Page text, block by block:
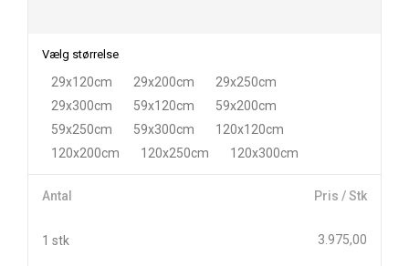
Vælg størrelse
29x120cm 29x200cm
29x250cm
29x300cm
59x120cm
59x200cm
59x250cm
59x300cm
120x120cm
120x200cm
120x250cm 120x300cm
Antal Pris / Stk
1 stk 3.975,00